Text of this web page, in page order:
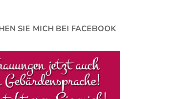
SIE MICH BEI FACEBOOK